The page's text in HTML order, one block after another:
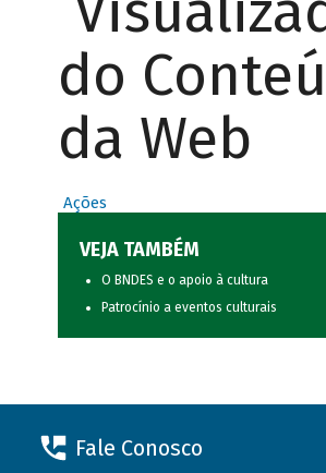
do
da Web
Ações
VEJA TAMBÉM
O BNDES e o apoio à cultura
Patrocínio a eventos culturais
Fale Conosco